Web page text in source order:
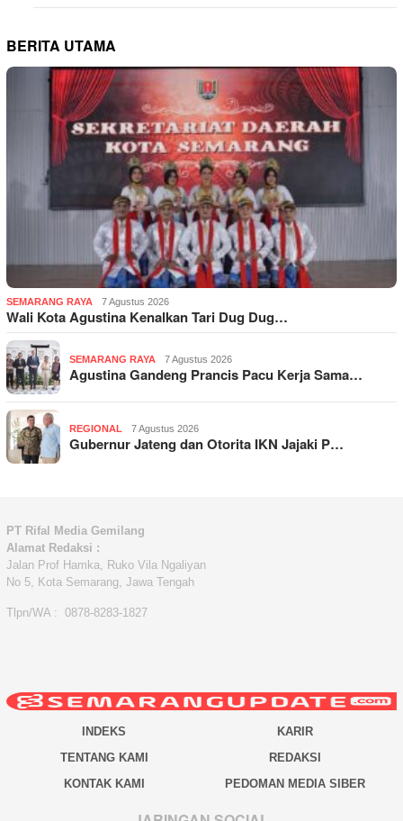
BERITA UTAMA
SEMARANG RAYA 7 Agustus 2026
Wali Kota Agustina Kenalkan Tari Dug Dug…
SEMARANG RAYA 7 Agustus 2026
Agustina Gandeng Prancis Pacu Kerja Sama…
REGIONAL 7 Agustus 2026
Gubernur Jateng dan Otorita IKN Jajaki P…
PT Rifal Media Gemilang
Alamat Redaksi :
Jalan Prof Hamka, Ruko Vila Ngaliyan
No 5, Kota Semarang, Jawa Tengah
Tlpn/WA : 0878-8283-1827
INDEKS
KARIR
TENTANG KAMI
REDAKSI
KONTAK KAMI
PEDOMAN MEDIA SIBER